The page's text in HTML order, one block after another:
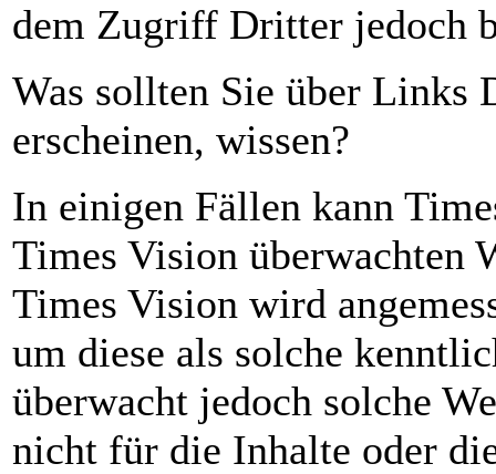
dem Zugriff Dritter jedoch
Was sollten Sie über Links
erscheinen, wissen?
In einigen Fällen kann
Times Vision überwachten
Times Vision wird
um diese als solche
überwacht jedoch solche
nicht für die Inhalte oder